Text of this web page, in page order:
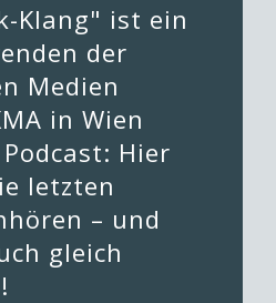
Klang" ist ein
der
Medien
in Wien
Hier
letzten
– und
gleich